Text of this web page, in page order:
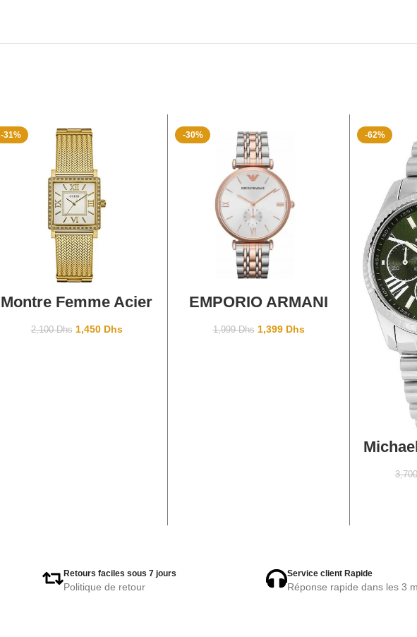
-31%
AJOUTER AU PANIER
Montre Femme Acier
2,100Dhs 1,450 Dhs
-30%
AJOUTER AU PANIER
EMPORIO ARMANI
1,999Dhs 1,399 Dhs
-62%
Retours faciles sous 7 jours
Politique de retour
Service client Rapide
Réponse rapide dans les 3